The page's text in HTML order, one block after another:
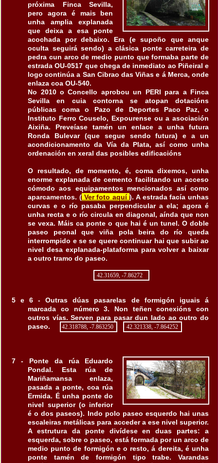
próxima Finca Sevilla,
pero agora é mais ben
unha amplia explanada
que deixa a esa ponte
acochada por debaixo. Era (e supoño que anque
oculta seguirá sendo) a clásica ponte carreteira de
pedra cun arco de medio punto que formaba parte de
estrada OU-0517 que chega de inmediato ao Piñeiral e
logo continúa a San Cibrao das Viñas e á Merca, onde
enlaza coa OU-540.
No 2010 o Concello aprobou un PERI para a Finca
Sevilla en cuia contorna se atopan dotacións
públicas coma o Pazo de Deportes Paco Paz, o
Instituto Ferro Couselo, Expourense ou a asociación
Aixiña. Preveíase tamén un enlace a unha futura
Ronda Bulevar (que segue sendo futura) e a un
acondicionamento da Vía da Plata, así como unha
ordenación en xeral das posibles edificacións
O resultado, de momento, é, coma dixemos, unha
enorme explanada de cemento facilitando un acceso
cómodo aos equipamentos mencionados así como
aparcamentos. (Ver foto aquí ). A estrada facía unhas
curvas e o río pasaba perpendicular a ela; agora é
unha recta e o río circula en diagonal, aínda que non
se vexa. Máis ca ponte o que hai é un tunel. O doble
paseo peonal que viña pola beira do río queda
interrompido e se se quere continuar hai que subir ao
nivel desa explanada-plataforma para volver a baixar
a outro tramo do paseo.
42.31659, -7.86272
5 e 6 - Outras dúas pasarelas de formigón iguais á
marcada co número 3. Non teñen conexións con
outros vías. Serven para pasar dun lado ao outro do
paseo.
42.318788, -7.863250 42.321338, -7.864252
7 - Ponte da rúa Eduardo
Pondal. Esta rúa de
Mariñamansa enlaza,
pasada a ponte, coa rúa
Ermida. É unha ponte do
nivel superior (o inferior
é o dos paseos). Indo polo paseo esquerdo hai unas
escaleiras metálicas para acceder a ese nivel superior.
A estrutura da ponte divídese en duas partes: a
esquerda, sobre o paseo, está formada por un arco de
medio punto de formigón e o resto, á dereita, é unha
ponte tamén de formigón tipo trabe. Varandas